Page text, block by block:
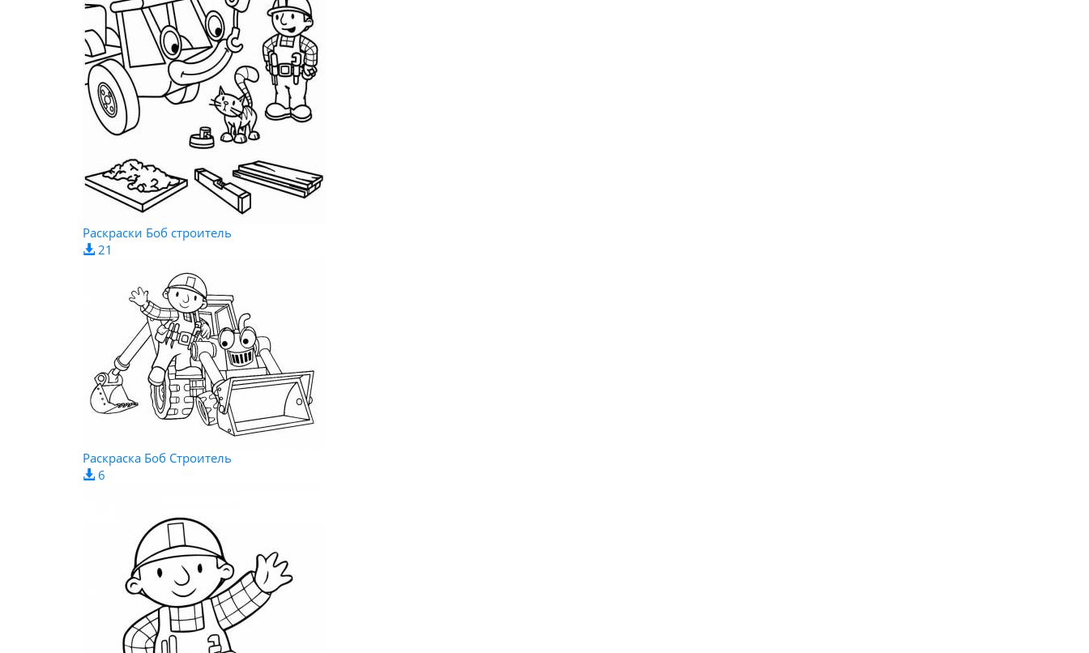
Раскраски Боб строитель
21
Раскраска Боб Строитель
6